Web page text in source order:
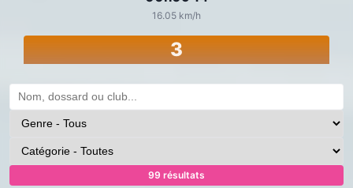
16.05 km/h
3
99 résultats